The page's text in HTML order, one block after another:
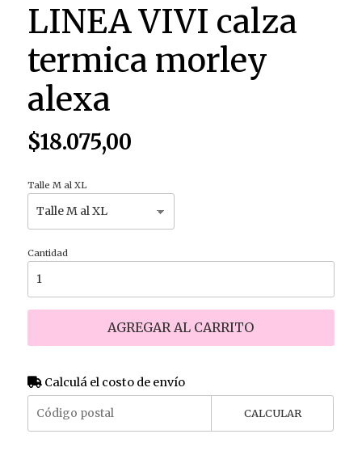
LINEA VIVI calza
termica morley
alexa
$18.075,00
Talle M al XL
Cantidad
AGREGAR AL CARRITO
Calculá el costo de envío
CALCULAR